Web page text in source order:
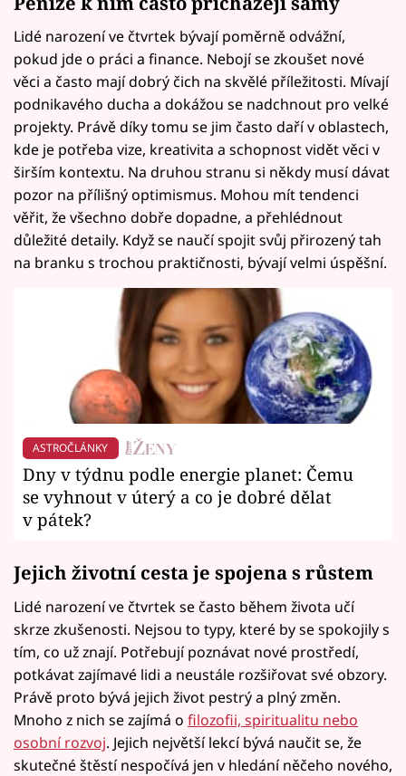
Lidé narození ve čtvrtek bývají poměrně odvážní,
pokud jde o práci a finance. Nebojí se zkoušet nové
věci a často mají dobrý čich na skvělé příležitosti. Mívají
podnikavého ducha a dokážou se nadchnout pro velké
projekty. Právě díky tomu se jim často daří v oblastech,
kde je potřeba vize, kreativita a schopnost vidět věci v
širším kontextu. Na druhou stranu si někdy musí dávat
pozor na přílišný optimismus. Mohou mít tendenci
věřit, že všechno dobře dopadne, a přehlédnout
důležité detaily. Když se naučí spojit svůj přirozený tah
na branku s trochou praktičnosti, bývají velmi úspěšní.
ASTROČLÁNKY
Dny v týdnu podle energie planet: Čemu
se vyhnout v úterý a co je dobré dělat
v pátek?
Jejich životní cesta je spojena s růstem
Lidé narození ve čtvrtek se často během života učí
skrze zkušenosti. Nejsou to typy, které by se spokojily s
tím, co už znají. Potřebují poznávat nové prostředí,
potkávat zajímavé lidi a neustále rozšiřovat své obzory.
Právě proto bývá jejich život pestrý a plný změn.
Mnoho z nich se zajímá o filozofii, spiritualitu nebo
osobní rozvoj. Jejich největší lekcí bývá naučit se, že
skutečné štěstí nespočívá jen v hledání něčeho nového,